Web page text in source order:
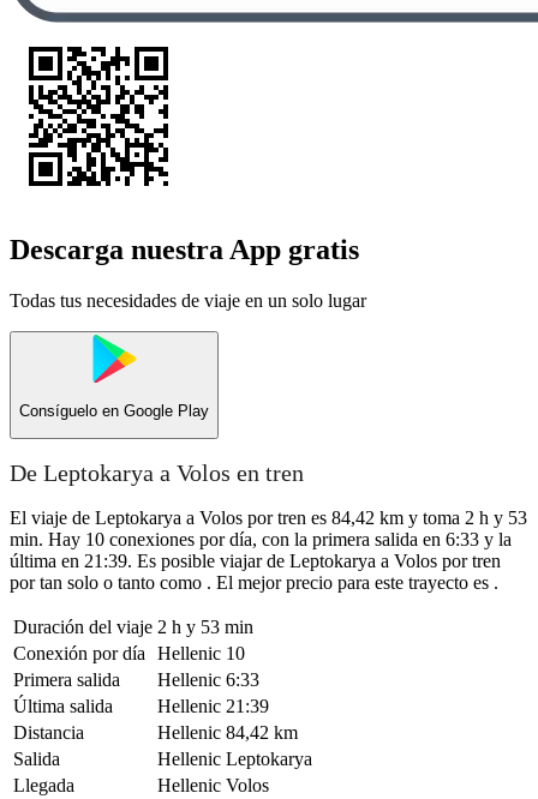
Descarga nuestra App gratis
Todas tus necesidades de viaje en un solo lugar
Consíguelo en Google Play
De Leptokarya a Volos en tren
El viaje de Leptokarya a Volos por tren es 84,42 km y toma 2 h y 53
min. Hay 10 conexiones por día, con la primera salida en 6:33 y la
última en 21:39. Es posible viajar de Leptokarya a Volos por tren
por tan solo o tanto como . El mejor precio para este trayecto es .
Duración del viaje 2 h y 53 min
Conexión por día
Hellenic 10
Primera salida
Hellenic 6:33
Última salida
Hellenic 21:39
Distancia
Hellenic 84,42 km
Salida
Hellenic Leptokarya
Llegada
Hellenic Volos